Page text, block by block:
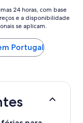
24 horas, com base
e a disponibilidade
se aplicam.
Portugal